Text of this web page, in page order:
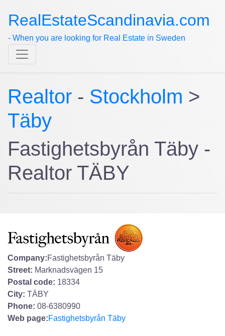
RealEstateScandinavia.com
- When you are looking for Real Estate in Sweden
Realtor - Stockholm >
Täby
Fastighetsbyrån Täby -
Realtor TÄBY
Company:Fastighetsbyrån Täby
Street: Marknadsvägen 15
Postal code: 18334
City: TÄBY
Phone: 08-6380990
Web page:Fastighetsbyrån Täby